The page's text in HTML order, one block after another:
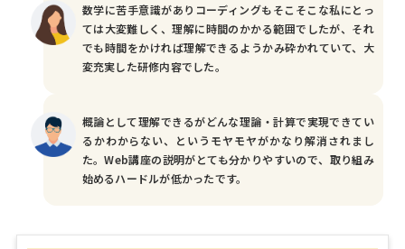
数学に苦手意識がありコーディングもそこそこな私にとっ
ては大変難しく、理解に時間のかかる範囲でしたが、それ
でも時間をかければ理解できるようかみ砕かれていて、大
変充実した研修内容でした。
概論として理解できるがどんな理論・計算で実現できてい
るかわからない、というモヤモヤがかなり解消されまし
た。Web講座の説明がとても分かりやすいので、取り組み
始めるハードルが低かったです。